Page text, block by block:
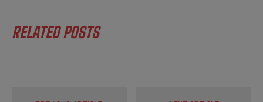
RELATED POSTS